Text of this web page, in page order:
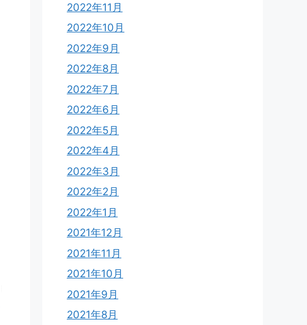
2022年11月
2022年10月
2022年9月
2022年8月
2022年7月
2022年6月
2022年5月
2022年4月
2022年3月
2022年2月
2022年1月
2021年12月
2021年11月
2021年10月
2021年9月
2021年8月